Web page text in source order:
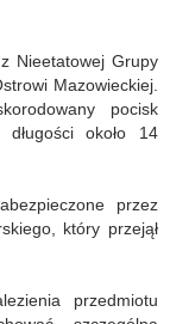
Nieetatowej Grupy
Mazowieckiej.
pocisk
około 14
przez
który przejął
przedmiotu